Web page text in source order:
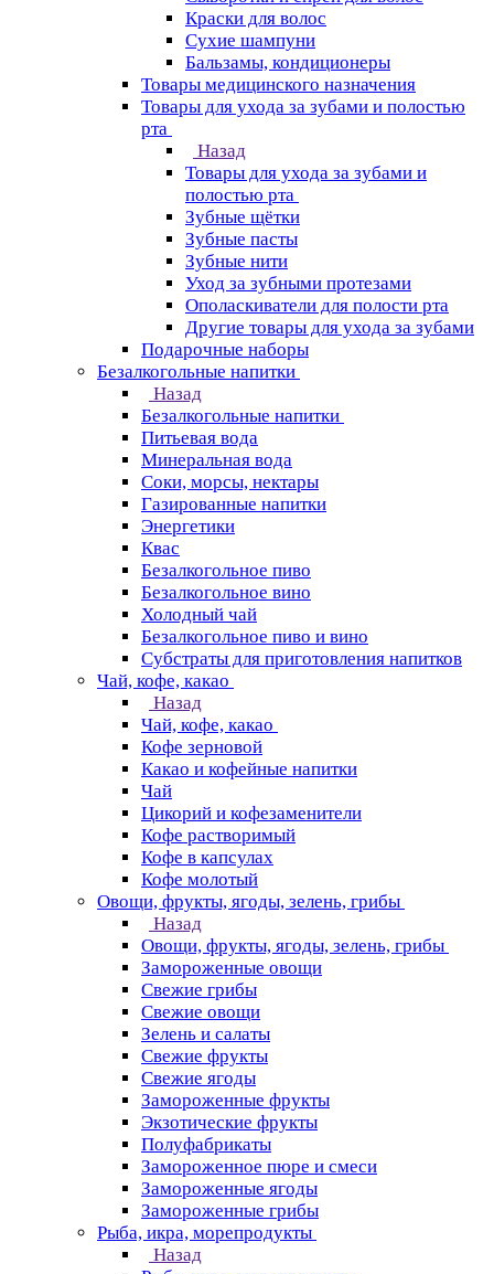
Краски для волос
Сухие шампуни
Бальзамы, кондиционеры
Товары медицинского назначения
Товары для ухода за зубами и полостью
рта
Назад
Товары для ухода за зубами и
полостью рта
Зубные щётки
Зубные пасты
Зубные нити
Уход за зубными протезами
Ополаскиватели для полости рта
Другие товары для ухода за зубами
Подарочные наборы
Безалкогольные напитки
Назад
Безалкогольные напитки
Питьевая вода
Минеральная вода
Соки, морсы, нектары
Газированные напитки
Энергетики
Квас
Безалкогольное пиво
Безалкогольное вино
Холодный чай
Безалкогольное пиво и вино
Субстраты для приготовления напитков
Чай, кофе, какао
Назад
Чай, кофе, какао
Кофе зерновой
Какао и кофейные напитки
Чай
Цикорий и кофезаменители
Кофе растворимый
Кофе в капсулах
Кофе молотый
Овощи, фрукты, ягоды, зелень, грибы
Назад
Овощи, фрукты, ягоды, зелень, грибы
Замороженные овощи
Свежие грибы
Свежие овощи
Зелень и салаты
Свежие фрукты
Свежие ягоды
Замороженные фрукты
Экзотические фрукты
Полуфабрикаты
Замороженное пюре и смеси
Замороженные ягоды
Замороженные грибы
Рыба, икра, морепродукты
Назад